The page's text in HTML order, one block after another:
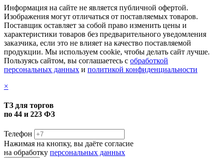
Информация на сайте не является публичной офертой.
Изображения могут отличаться от поставляемых товаров.
Поставщик оставляет за собой право изменить цены и
характеристики товаров без предварительного уведомления
заказчика, если это не влияет на качество поставляемой
продукции. Мы используем cookie, чтобы делать сайт лучше.
Пользуясь сайтом, вы соглашаетесь с обработкой
персональных данных и политикой конфиденциальности
×
ТЗ для торгов
по 44 и 223 ФЗ
Телефон
Нажимая на кнопку, вы даёте согласие
на обработку персональных данных